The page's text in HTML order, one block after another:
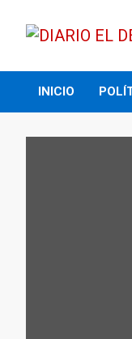
content
INICIO